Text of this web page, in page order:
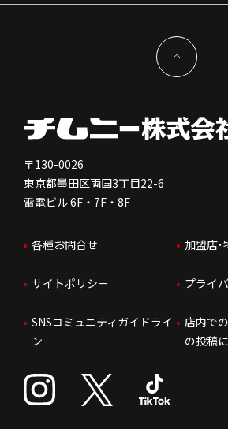
新型コロナウイルス対応
コーポレートガバナンス
免責事項
株価情報
IRお問合せ
会社を知る
人を知る
はたらく環境
人財育成
サステナビリティ
独立支援について
FC加盟店お問合せ
〒130-0026
東京都墨田区両国3丁目22-6
雷電ビル 6F・7F・8F
各種お問合せ 加盟店･
サイトポリシー プライ
SNSコミュニティガイドライ
ン
店内で
の投稿